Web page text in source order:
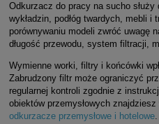
Odkurzacz do pracy na sucho
wykładzin, podłóg twardych, mebli
porównywaniu modeli zwróć uwagę
długość przewodu, system filtracji,
Wymienne worki, filtry i końcówki
Zabrudzony filtr może ograniczyć
regularnej kontroli zgodnie z
obiektów przemysłowych znajdziesz
odkurzacze przemysłowe i hotelowe.